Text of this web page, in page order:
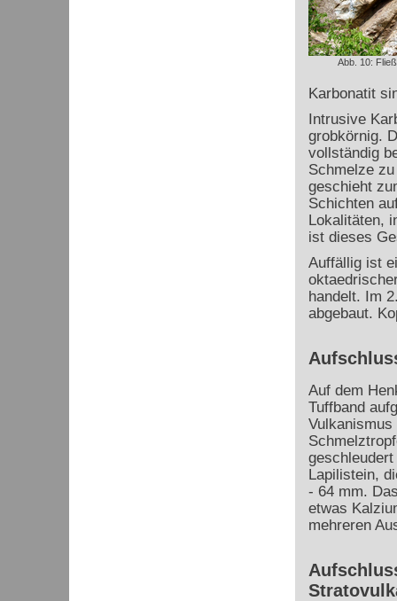
Abb. 10:
Karbonatit
Intrusive
grobkörnig.
vollständig
Schmelze
geschieht
Schichten
Lokalitäten,
ist dieses
Auffällig ist
handelt. Im
abgebaut.
Auf dem
Tuffband
Vulkanismus
Lapilistein,
- 64 mm.
etwas
mehreren